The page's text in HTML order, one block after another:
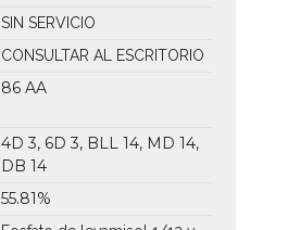
SIN SERVICIO
CONSULTAR AL ESCRITORIO
86 AA
4D 3, 6D 3, BLL 14, MD 14,
DB 14
55.81%